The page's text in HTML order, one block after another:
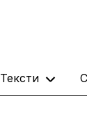
Тексти